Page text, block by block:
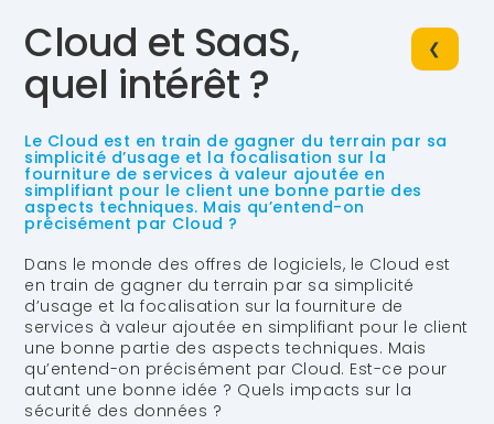
Cloud et SaaS,
quel intérêt ?
❮
Le Cloud est en train de gagner du terrain par sa
simplicité d’usage et la focalisation sur la
fourniture de services à valeur ajoutée en
simplifiant pour le client une bonne partie des
aspects techniques. Mais qu’entend-on
précisément par Cloud ?
Dans le monde des offres de logiciels, le Cloud est
en train de gagner du terrain par sa simplicité
d’usage et la focalisation sur la fourniture de
services à valeur ajoutée en simplifiant pour le client
une bonne partie des aspects techniques. Mais
qu’entend-on précisément par Cloud. Est-ce pour
autant une bonne idée ? Quels impacts sur la
sécurité des données ?